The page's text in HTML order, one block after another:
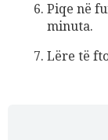
Piqe në
minuta.
Lëre të